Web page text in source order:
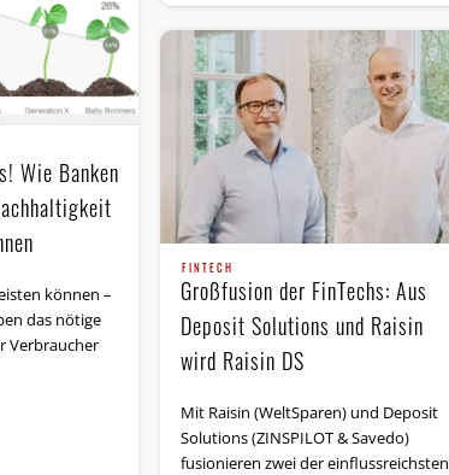
Wie Banken
können –
das nötige
Verbraucher
FINTECH
Großfusion der FinTechs: Aus
Deposit Solutions und Raisin
wird Raisin DS
Mit Raisin (WeltSparen) und Deposit
Solutions (ZINSPILOT & Savedo)
fusionieren zwei der einflussreichsten